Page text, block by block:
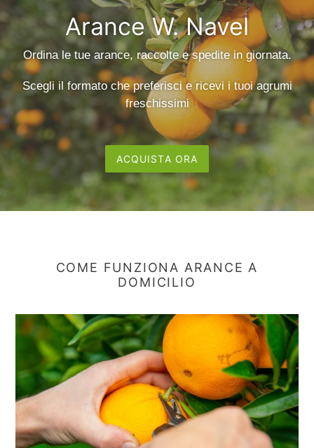
Arance W. Navel
Ordina le tue arance, raccolte e spedite in giornata.
Scegli il formato che preferisci e ricevi i tuoi agrumi
freschissimi
ACQUISTA ORA
COME FUNZIONA ARANCE A
DOMICILIO